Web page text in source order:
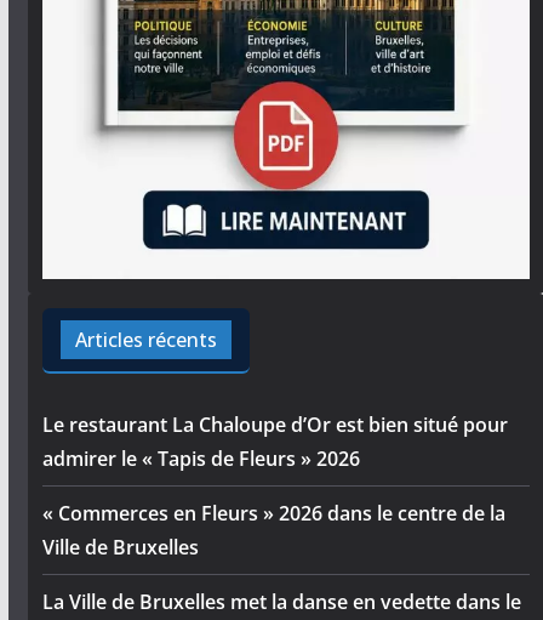
Articles récents
Le restaurant La Chaloupe d’Or est bien situé pour
admirer le « Tapis de Fleurs » 2026
« Commerces en Fleurs » 2026 dans le centre de la
Ville de Bruxelles
La Ville de Bruxelles met la danse en vedette dans le